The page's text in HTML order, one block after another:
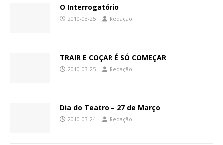
O Interrogatório
2010-03-25 Redação
TRAIR E COÇAR É SÓ COMEÇAR
2010-03-25 Redação
Dia do Teatro – 27 de Março
2010-03-24 Redação